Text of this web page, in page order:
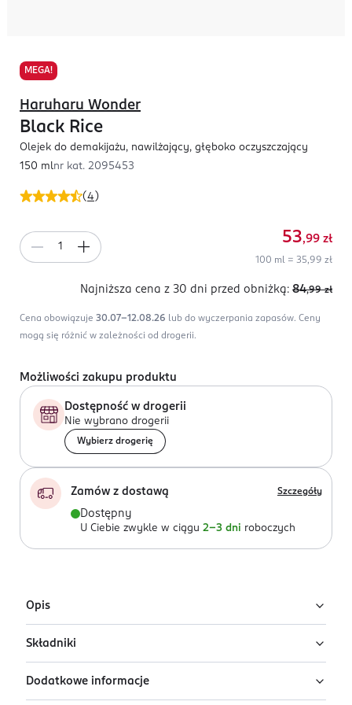
MEGA!
(4 )
Haruharu Wonder
Black Rice
Olejek do demakijażu, nawilżający, głęboko oczyszczający
150 mlnr kat. 2095453
53,99 zł
100 ml = 35,99 zł
Najniższa cena z 30 dni przed obniżką: 84,99 zł
Cena obowiązuje 30.07-12.08.26 lub do wyczerpania zapasów. Ceny
mogą się różnić w zależności od drogerii.
Możliwości zakupu produktu
Dostępność w drogerii
Nie wybrano drogerii
Wybierz drogerię
Zamów z dostawą Szczegóły
Dostępny
U Ciebie zwykle w ciągu 2-3 dni roboczych
Opis
Bezzapachowy, głęboko oczyszczający olejek do
demakijażu z czarnym ryżem. Pozostawia cerę
odświeżoną i nawilżoną.
Składniki
Ingredients: : ORYZA SATIVA BRAN OIL,
Dodatkowe informacje